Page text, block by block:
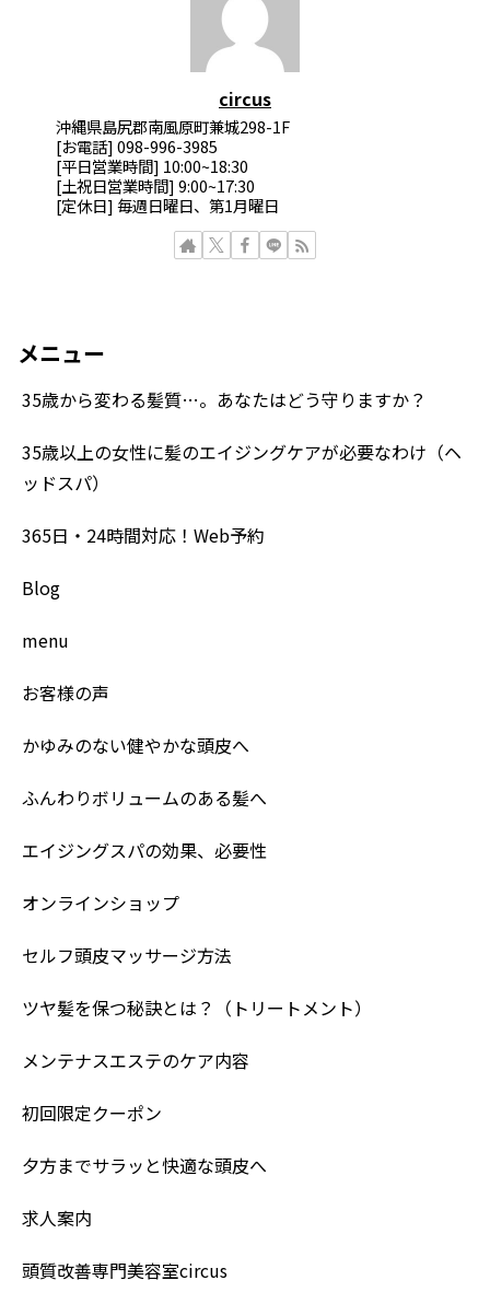
circus
沖縄県島尻郡南風原町兼城298-1F
[お電話] 098-996-3985
[平日営業時間] 10:00~18:30
[土祝日営業時間] 9:00~17:30
[定休日] 毎週日曜日、第1月曜日
メニュー
35歳から変わる髪質…。あなたはどう守りますか？
35歳以上の女性に髪のエイジングケアが必要なわけ（ヘ
ッドスパ）
365日・24時間対応！Web予約
Blog
menu
お客様の声
かゆみのない健やかな頭皮へ
ふんわりボリュームのある髪へ
エイジングスパの効果、必要性
オンラインショップ
セルフ頭皮マッサージ方法
ツヤ髪を保つ秘訣とは？（トリートメント）
メンテナスエステのケア内容
初回限定クーポン
夕方までサラッと快適な頭皮へ
求人案内
頭質改善専門美容室circus